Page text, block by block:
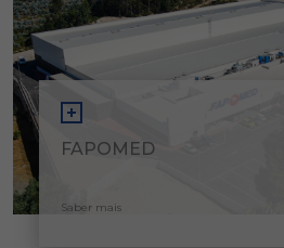
FAPOMED
Saber mais